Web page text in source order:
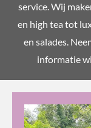
service. Wij
en high tea tot
en salades.
informatie